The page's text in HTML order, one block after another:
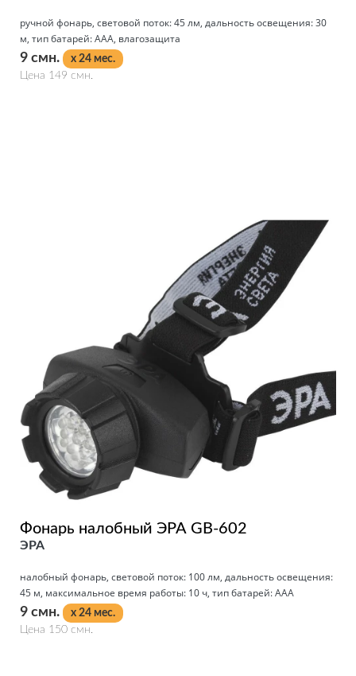
ручной фонарь, световой поток: 45 лм, дальность освещения: 30
м, тип батарей: AAA, влагозащита
9 смн.
x 24 мес.
Цена 149 смн.
Фонарь налобный ЭРА GB-602
ЭРА
налобный фонарь, световой поток: 100 лм, дальность освещения:
45 м, максимальное время работы: 10 ч, тип батарей: AAA
9 смн.
x 24 мес.
Цена 150 смн.